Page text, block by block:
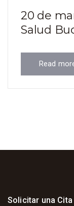
20 de
Salud
Read
Solicitar una Cita